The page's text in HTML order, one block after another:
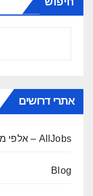
אתרי דרושים
AllJobs – אלפי מעסיקים ומועמדים
Blog